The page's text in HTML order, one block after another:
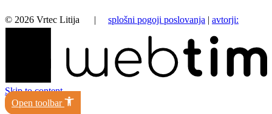
© 2026 Vrtec Litija | splošni pogoji poslovanja | avtorji:
Skip to content
Open toolbar